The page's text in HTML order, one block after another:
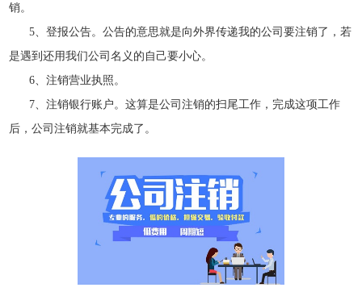
销。
5、登报公告。公告的意思就是向外界传递我的公司要注销了，若
是遇到还用我们公司名义的自己要小心。
6、注销营业执照。
7、注销银行账户。这算是公司注销的扫尾工作，完成这项工作
后，公司注销就基本完成了。